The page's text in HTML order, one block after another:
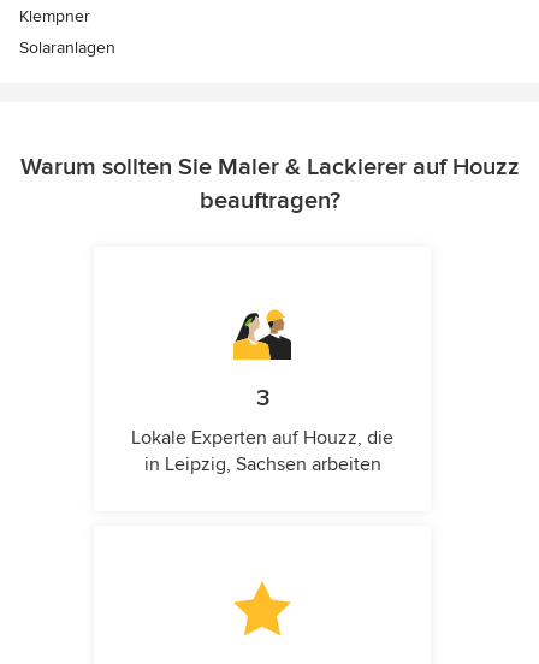
Klempner
Solaranlagen
Warum sollten Sie Maler & Lackierer auf Houzz
beauftragen?
3
Lokale Experten auf Houzz, die
in Leipzig, Sachsen arbeiten